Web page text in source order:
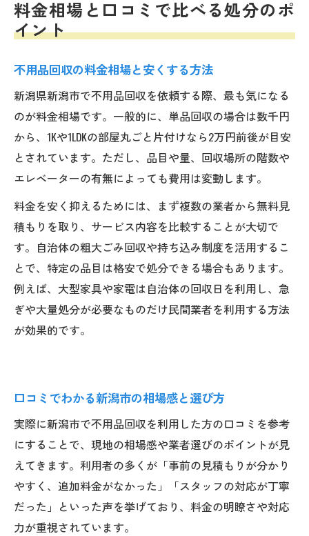
料金相場と口コミで比べる処分のポ
イント
不用品回収の料金相場と安くする方法
新潟県新潟市で不用品回収を依頼する際、最も気になる
のが料金相場です。一般的に、単品回収の場合は数千円
から、1Kや1LDKの部屋丸ごと片付けなら2万円前後が目安
とされています。ただし、品目や量、回収場所の階数や
エレベーターの有無によっても費用は変動します。
料金を安く抑えるためには、まず複数の業者から無料見
積もりを取り、サービス内容を比較することが大切で
す。自治体の粗大ごみ回収や持ち込み制度を活用するこ
とで、特定の品目は格安で処分できる場合もあります。
例えば、大型家具や家電は自治体の回収日を利用し、急
ぎや大量処分が必要なものだけ民間業者を利用する方法
が効果的です。
口コミでわかる新潟市の相場感と選び方
実際に新潟市で不用品回収を利用した方の口コミを参考
にすることで、現地の相場感や業者選びのポイントが見
えてきます。利用者の多くが「事前の見積もりが分かり
やすく、追加料金がなかった」「スタッフの対応が丁寧
だった」といった声を挙げており、料金の明瞭さや対応
力が重視されています。